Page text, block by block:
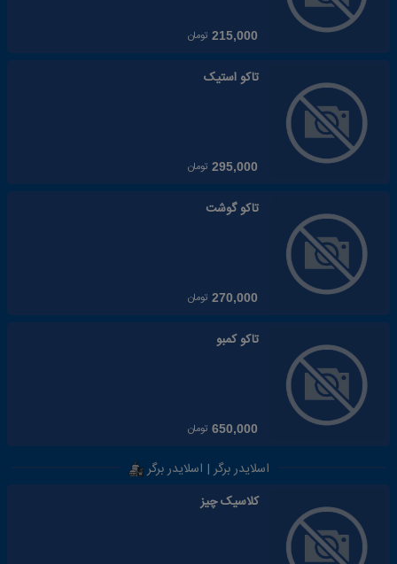
215,000 تومان
تاکو استیک
295,000 تومان
تاکو گوشت
270,000 تومان
تاکو کمبو
650,000 تومان
اسلایدر برگر | اسلایدر برگر
کلاسیک چیز